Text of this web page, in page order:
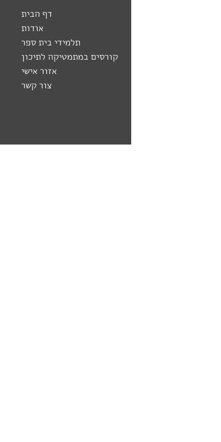
דף הבית
אודות
תלמידי בית ספר
קורסים במתמטיקה לתיכון
אזור אישי
צור קשר